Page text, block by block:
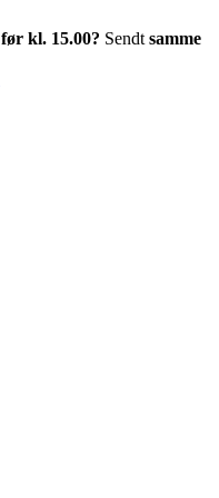
før kl. 15.00? Sendt samme